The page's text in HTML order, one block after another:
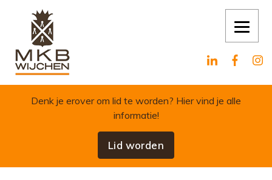
Skip to content
Denk je erover om lid te worden? Hier vind je alle
informatie!
Lid worden